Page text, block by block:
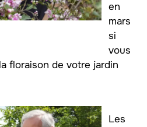
en
mars
si
vous
floraison de votre jardin
Les